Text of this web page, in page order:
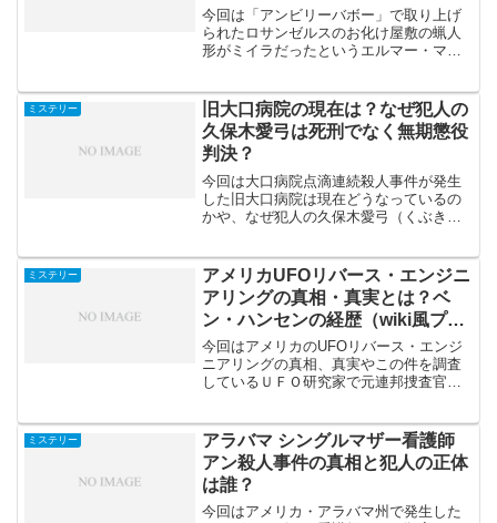
今回は「アンビリーバボー」で取り上げ
られたロサンゼルスのお化け屋敷の蝋人
形がミイラだったというエルマー・マッ
由やそのミイラの正体は誰なのでしょう
か？ものすごい事件性を感...
ミステリー
旧大口病院の現在は？なぜ犯人の
久保木愛弓は死刑でなく無期懲役
判決？
今回は大口病院点滴連続殺人事件が発生
した旧大口病院は現在どうなっているの
かや、なぜ犯人の久保木愛弓（くぶきあ
懲役になったのか調査してみました。大
口病院点滴連続殺人事件は...
ミステリー
アメリカUFOリバース・エンジニ
アリングの真相・真実とは？ベ
ン・ハンセンの経歴（wiki風プロ
フィール）
今回はアメリカのUFOリバース・エンジ
ニアリングの真相、真実やこの件を調査
しているＵＦＯ研究家で元連邦捜査官の
みました。リバース・エンジニアリング
の真相・真実とは？20...
ミステリー
アラバマ シングルマザー看護師
アン殺人事件の真相と犯人の正体
は誰？
今回はアメリカ・アラバマ州で発生した